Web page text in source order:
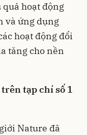
hoạt động
và ứng dụng
hoạt động đổi
tăng cho nền
tạp chí số 1
Nature đã